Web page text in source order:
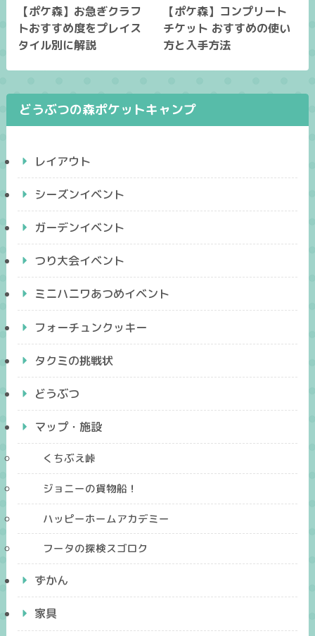
【ポケ森】お急ぎクラフ
トおすすめ度をプレイス
タイル別に解説
【ポケ森】コンプリート
チケット おすすめの使い
方と入手方法
どうぶつの森ポケットキャンプ
レイアウト
シーズンイベント
ガーデンイベント
つり大会イベント
ミニハニワあつめイベント
フォーチュンクッキー
タクミの挑戦状
どうぶつ
マップ・施設
くちぶえ峠
ジョニーの貨物船！
ハッピーホームアカデミー
フータの探検スゴロク
ずかん
家具